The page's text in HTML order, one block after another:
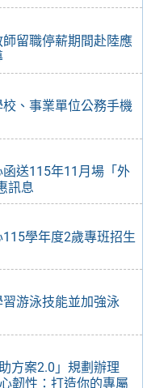
留職停薪期間赴陸應
、事業單位公務手機
送115年11月場「外
訊息
學年度2歲專班招生
游泳技能並加強泳
方案2.0」規劃辦理
韌性：打造你的專屬